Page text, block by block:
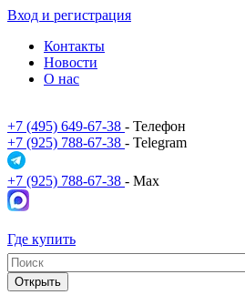
Вход и регистрация
Контакты
Новости
О нас
+7 (495) 649-67-38 - Телефон
+7 (925) 788-67-38 - Telegram
+7 (925) 788-67-38 - Max
Где купить
Открыть